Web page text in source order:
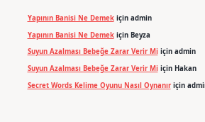
Yapının Banisi Ne Demekiçin admin
Yapının Banisi Ne Demekiçin Beyza
Suyun Azalması Bebeğe Zarar Verir Miiçin admin
Suyun Azalması Bebeğe Zarar Verir Miiçin Hakan
Secret Words Kelime Oyunu Nasıl Oynanıriçin